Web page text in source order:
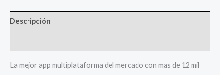
Descripción
La mejor app multiplataforma del mercado con mas de 12 mil